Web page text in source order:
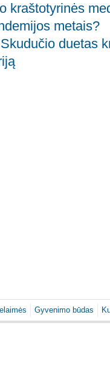
kraštotyrinės
metais?
duetas
Gyvenimo būdas